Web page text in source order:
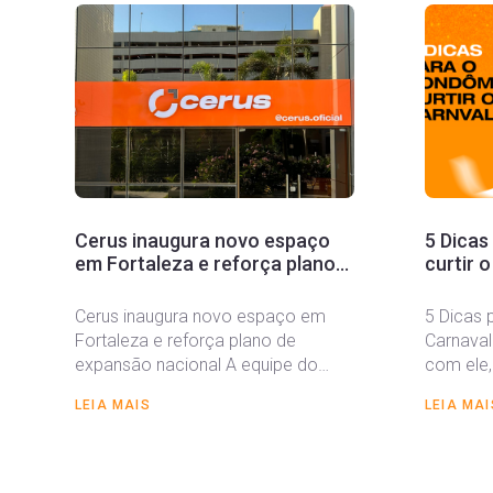
Cerus inaugura novo espaço
em Fortaleza e reforça plano
Cerus inaugura novo espaço em
Fortaleza e reforça plano de
expansão nacional A equipe do
LEIA MAIS
5
curtir
5 Dicas
com
LEIA